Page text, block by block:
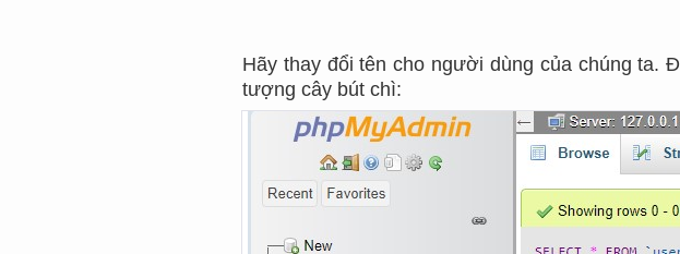
Hãy thay đổi tên cho người dùng của chúng ta.
tượng cây bút chì: